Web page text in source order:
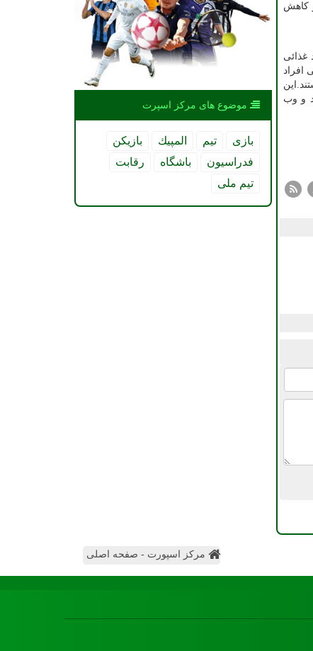
کاهش
غذائی
افراد
و وب
موضوع های مركز اسپرت
بازی تیم المپیك
بازیكن
فدراسیون
باشگاه
رقابت
تیم ملی
مرکز اسپورت - صفحه اصلی